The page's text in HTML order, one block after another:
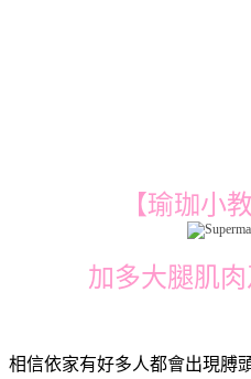
【瑜珈小
加多大腿肌
相信依家有好多人都會出現膊